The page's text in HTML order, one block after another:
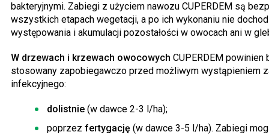
bakteryjnymi. Zabiegi z użyciem nawozu CUPERDEM są
wszystkich etapach wegetacji, a po ich wykonaniu nie
występowania i akumulacji pozostałości w owocach ani w
W drzewach i krzewach owocowych CUPERDEM powinien
stosowany zapobiegawczo przed możliwym wystąpieniem
infekcyjnego:
dolistnie (w dawce 2-3 l/ha);
poprzez fertygację (w dawce 3-5 l/ha). Zabiegi